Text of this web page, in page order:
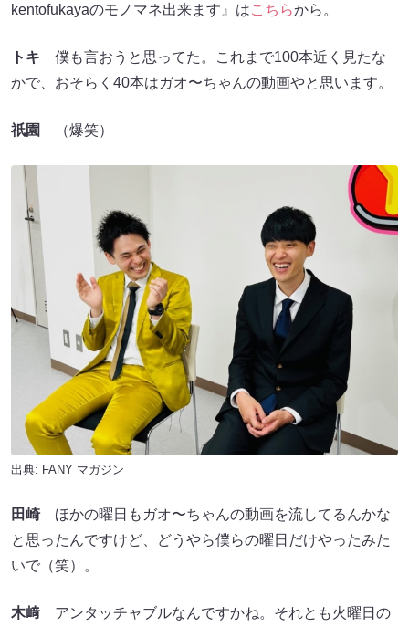
kentofukayaのモノマネ出来ます』はこちらから。
トキ 僕も言おうと思ってた。これまで100本近く見たな
かで、おそらく40本はガオ〜ちゃんの動画やと思います。
祇園 （爆笑）
出典: FANY マガジン
田崎ほかの曜日もガオ〜ちゃんの動画を流してるんかな
と思ったんですけど、どうやら僕らの曜日だけやったみた
いで（笑）。
木﨑 アンタッチャブルなんですかね。それとも火曜日の